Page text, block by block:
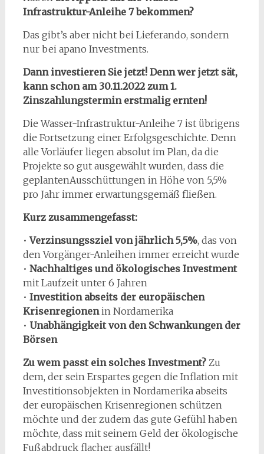
Infrastruktur-Anleihe 7 bekommen?
Das gibt’s aber nicht bei Lieferando, sondern
nur bei apano Investments.
Dann investieren Sie jetzt! Denn wer jetzt sät,
kann schon am 30.11.2022 zum 1.
Zinszahlungstermin erstmalig ernten!
Die Wasser-Infrastruktur-Anleihe 7 ist übrigens
die Fortsetzung einer Erfolgsgeschichte. Denn
alle Vorläufer liegen absolut im Plan, da die
Projekte so gut ausgewählt wurden, dass die
geplantenAusschüttungen in Höhe von 5,5%
pro Jahr immer erwartungsgemäß fließen.
Kurz zusammengefasst:
•Verzinsungssziel von jährlich 5,5%, das von
den Vorgänger-Anleihen immer erreicht wurde
• Nachhaltiges und ökologisches Investment
mit Laufzeit unter 6 Jahren
• Investition abseits der europäischen
Krisenregionenin Nordamerika
• Unabhängigkeit von den Schwankungen der
Börsen
Zu wem passt ein solches Investment?Zu
dem, der sein Erspartes gegen die Inflation mit
Investitionsobjekten in Nordamerika abseits
der europäischen Krisenregionen schützen
möchte und der zudem das gute Gefühl haben
möchte, dass mit seinem Geld der ökologische
Fußabdruck flacher ausfällt!